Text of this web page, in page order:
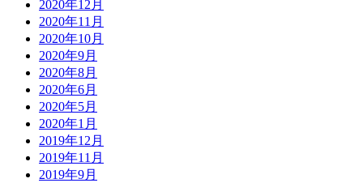
2020年12月
2020年11月
2020年10月
2020年9月
2020年8月
2020年6月
2020年5月
2020年1月
2019年12月
2019年11月
2019年9月